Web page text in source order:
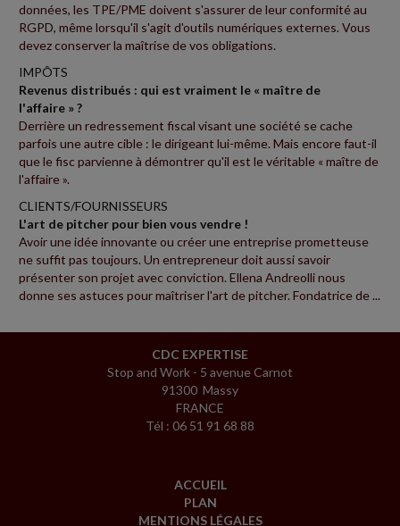
données, les TPE/PME doivent s'assurer de leur conformité au
RGPD, même lorsqu'il s'agit d'outils numériques externes. Vous
devez conserver la maîtrise de vos obligations.
IMPÔTS
Revenus distribués : qui est vraiment le « maître de
l'affaire » ?
Derrière un redressement fiscal visant une société se cache
parfois une autre cible : le dirigeant lui-même. Mais encore faut-il
que le fisc parvienne à démontrer qu'il est le véritable « maître de
l'affaire ».
CLIENTS/FOURNISSEURS
L'art de pitcher pour bien vous vendre !
Avoir une idée innovante ou créer une entreprise prometteuse
ne suffit pas toujours. Un entrepreneur doit aussi savoir
présenter son projet avec conviction. Ellena Andreolli nous
donne ses astuces pour maîtriser l'art de pitcher. Fondatrice de ...
CDC EXPERTISE
Stop and Work - 5 avenue Carnot
91300 Massy
FRANCE
Tél : 06 51 91 68 88
ACCUEIL
PLAN
MENTIONS LÉGALES